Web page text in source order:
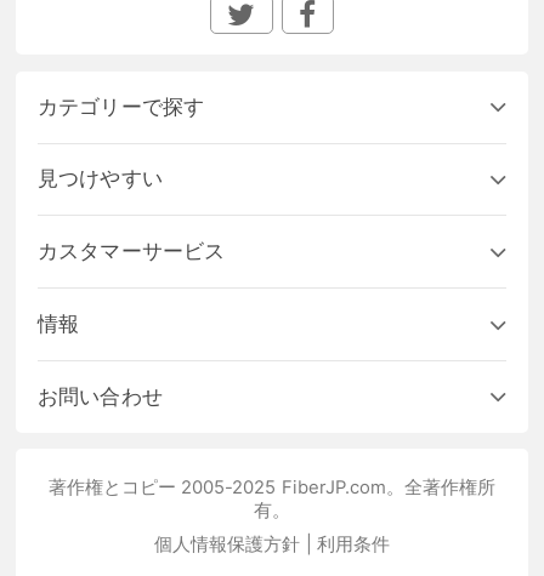
カテゴリーで探す
見つけやすい
カスタマーサービス
情報
お問い合わせ
著作権とコピー 2005-2025 FiberJP.com。全著作権所
有。
個人情報保護方針
利用条件